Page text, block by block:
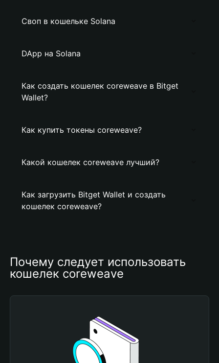
Своп в кошельке Solana
DApp на Solana
Как создать кошелек coreweave в Bitget
Wallet?
Как купить токены coreweave?
Какой кошелек coreweave лучший?
Как загрузить Bitget Wallet и создать
кошелек coreweave?
Почему следует использовать
кошелек coreweave